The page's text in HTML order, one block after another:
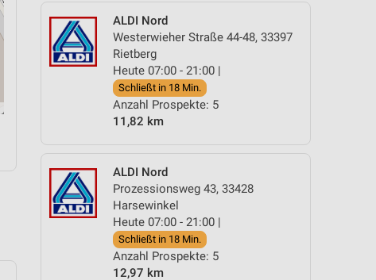
ALDI Nord
Westerwieher Straße 44-48, 33397
Rietberg
Heute 07:00 - 21:00 |
Schließt in 18 Min.
Anzahl Prospekte: 5
11,82 km
ALDI Nord
Prozessionsweg 43, 33428
Harsewinkel
Heute 07:00 - 21:00 |
Schließt in 18 Min.
Anzahl Prospekte: 5
12,97 km